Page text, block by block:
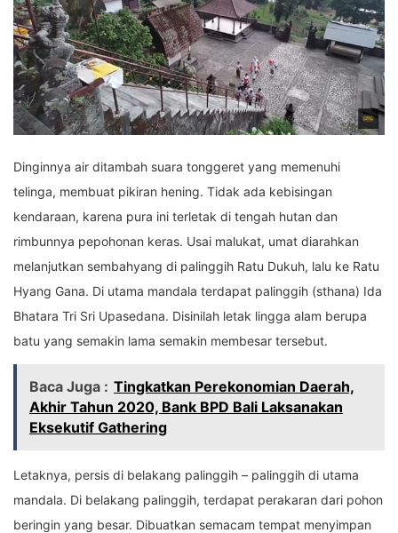
Dinginnya air ditambah suara tonggeret yang memenuhi
telinga, membuat pikiran hening. Tidak ada kebisingan
kendaraan, karena pura ini terletak di tengah hutan dan
rimbunnya pepohonan keras. Usai malukat, umat diarahkan
melanjutkan sembahyang di palinggih Ratu Dukuh, lalu ke Ratu
Hyang Gana. Di utama mandala terdapat palinggih (sthana) Ida
Bhatara Tri Sri Upasedana. Disinilah letak lingga alam berupa
batu yang semakin lama semakin membesar tersebut.
Baca Juga : Tingkatkan Perekonomian Daerah,
Akhir Tahun 2020, Bank BPD Bali Laksanakan
Eksekutif Gathering
Letaknya, persis di belakang palinggih – palinggih di utama
mandala. Di belakang palinggih, terdapat perakaran dari pohon
beringin yang besar. Dibuatkan semacam tempat menyimpan